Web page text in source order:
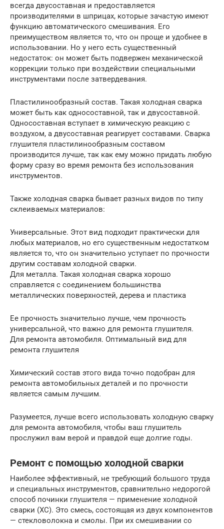
всегда двусоставная и предоставляется
производителями в шприцах, которые зачастую имеют
функцию автоматического смешивания. Его
преимуществом является то, что он проще и удобнее в
использовании. Но у него есть существенный
недостаток: он может быть подвержен механической
коррекции только при воздействии специальными
инструментами после затвердевания.
Пластилинообразный состав. Такая холодная сварка
может быть как односоставной, так и двусоставной.
Односоставная вступает в химическую реакцию с
воздухом, а двусоставная реагирует составами. Сварка
глушителя пластилинообразным составом
производится лучше, так как ему можно придать любую
форму сразу во время ремонта без использования
инструментов.
Также холодная сварка бывает разных видов по типу
склеиваемых материалов:
Универсальные. Этот вид подходит практически для
любых материалов, но его существенным недостатком
является то, что он значительно уступает по прочности
другим составам холодной сварки.
Для металла. Такая холодная сварка хорошо
справляется с соединением большинства
металлических поверхностей, дерева и пластика
Ее прочность значительно лучше, чем прочность
универсальной, что важно для ремонта глушителя.
Для ремонта автомобиля. Оптимальный вид для
ремонта глушителя
Химический состав этого вида точно подобран для
ремонта автомобильных деталей и по прочности
является самым лучшим.
Разумеется, лучше всего использовать холодную сварку
для ремонта автомобиля, чтобы ваш глушитель
прослужил вам верой и правдой еще долгие годы.
Ремонт с помощью холодной сварки
Наиболее эффективный, не требующий большого труда
и специальных инструментов, сравнительно недорогой
способ починки глушителя — применение холодной
сварки (ХС). Это смесь, состоящая из двух компонентов
— стекловолокна и смолы. При их смешивании со